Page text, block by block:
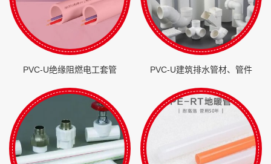
PVC-U绝缘阻燃电工套管 PVC-U建筑排水管材、管件